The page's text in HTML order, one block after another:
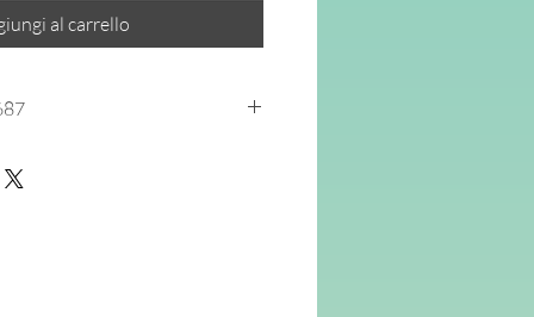
al carrello
i bambini, i genitori e gli